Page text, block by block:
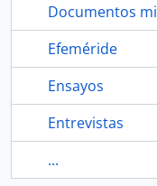
Documentos
Efeméride
Ensayos
Entrevistas
...